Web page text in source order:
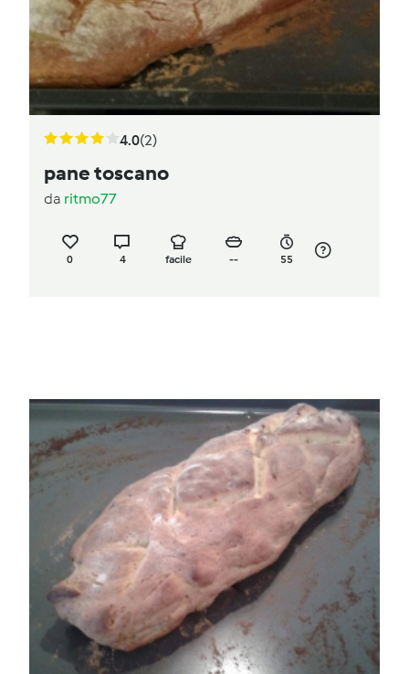
4.0(2)
pane toscano
da ritmo77
0 4 facile -- 55